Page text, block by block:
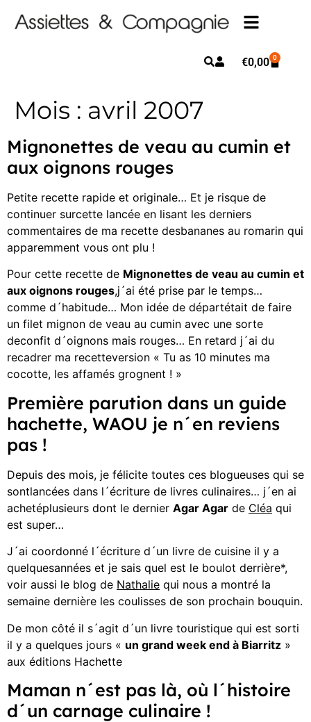
€0,00 0
Mois : avril 2007
Mignonettes de veau au cumin et
aux oignons rouges
Petite recette rapide et originale… Et je risque de
continuer surcette lancée en lisant les derniers
commentaires de ma recette desbananes au romarin qui
apparemment vous ont plu !
Pour cette recette de Mignonettes de veau au cumin et
aux oignons rouges,j´ai été prise par le temps…
comme d´habitude… Mon idée de départétait de faire
un filet mignon de veau au cumin avec une sorte
deconfit d´oignons mais rouges… En retard j´ai du
recadrer ma recetteversion « Tu as 10 minutes ma
cocotte, les affamés grognent ! »
Première parution dans un guide
hachette, WAOU je n´en reviens
pas !
Depuis des mois, je félicite toutes ces blogueuses qui se
sontlancées dans l´écriture de livres culinaires… j´en ai
achetéplusieurs dont le dernier Agar Agar de Cléa qui
est super…
J´ai coordonné l´écriture d´un livre de cuisine il y a
quelquesannées et je sais quel est le boulot derrière*,
voir aussi le blog de Nathalie qui nous a montré la
semaine dernière les coulisses de son prochain bouquin.
De mon côté il s´agit d´un livre touristique qui est sorti
il y a quelques jours « un grand week end à Biarritz »
aux éditions Hachette
Maman n´est pas là, où l´histoire
d´un carnage culinaire !